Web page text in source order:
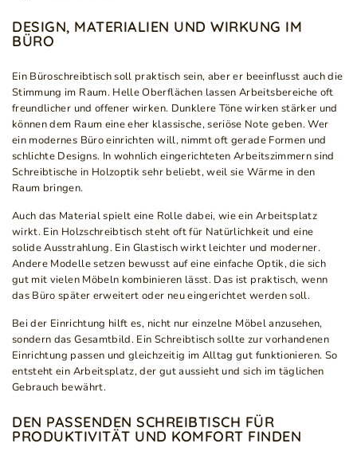
DESIGN, MATERIALIEN UND WIRKUNG IM
BÜRO
Ein Büroschreibtisch soll praktisch sein, aber er beeinflusst auch die
Stimmung im Raum. Helle Oberflächen lassen Arbeitsbereiche oft
freundlicher und offener wirken. Dunklere Töne wirken stärker und
können dem Raum eine eher klassische, seriöse Note geben. Wer
ein modernes Büro einrichten will, nimmt oft gerade Formen und
schlichte Designs. In wohnlich eingerichteten Arbeitszimmern sind
Schreibtische in Holzoptik sehr beliebt, weil sie Wärme in den
Raum bringen.
Auch das Material spielt eine Rolle dabei, wie ein Arbeitsplatz
wirkt. Ein Holzschreibtisch steht oft für Natürlichkeit und eine
solide Ausstrahlung. Ein Glastisch wirkt leichter und moderner.
Andere Modelle setzen bewusst auf eine einfache Optik, die sich
gut mit vielen Möbeln kombinieren lässt. Das ist praktisch, wenn
das Büro später erweitert oder neu eingerichtet werden soll.
Bei der Einrichtung hilft es, nicht nur einzelne Möbel anzusehen,
sondern das Gesamtbild. Ein Schreibtisch sollte zur vorhandenen
Einrichtung passen und gleichzeitig im Alltag gut funktionieren. So
entsteht ein Arbeitsplatz, der gut aussieht und sich im täglichen
Gebrauch bewährt.
DEN PASSENDEN SCHREIBTISCH FÜR
PRODUKTIVITÄT UND KOMFORT FINDEN